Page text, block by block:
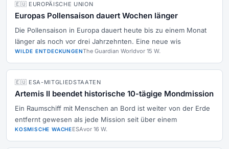
🇪🇺 EUROPÄISCHE UNION
Europas Pollensaison dauert Wochen länger
Die Pollensaison in Europa dauert heute bis zu einem Monat
länger als noch vor drei Jahrzehnten. Eine neue wis
WILDE ENTDECKUNGENThe Guardian Worldvor 15 W.
🇪🇺 ESA-MITGLIEDSTAATEN
Artemis II beendet historische 10-tägige Mondmission
Ein Raumschiff mit Menschen an Bord ist weiter von der Erde
entfernt gewesen als jede Mission seit über einem
KOSMISCHE WACHEESAvor 16 W.